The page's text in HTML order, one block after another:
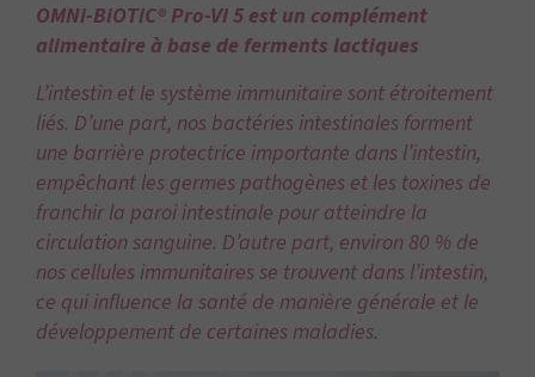
OMNi-BiOTiC® Pro-Vi 5 est un complément
alimentaire à base de ferments lactiques
L’intestin et le système immunitaire sont étroitement
liés. D’une part, nos bactéries intestinales forment
une barrière protectrice importante dans l’intestin,
empêchant les germes pathogènes et les toxines de
franchir la paroi intestinale pour atteindre la
circulation sanguine. D’autre part, environ 80 % de
nos cellules immunitaires se trouvent dans l’intestin,
ce qui influence la santé de manière générale et le
développement de certaines maladies.